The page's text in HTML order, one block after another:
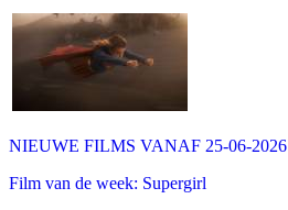
NIEUWE FILMS VANAF 25-06-2026
Film van de week: Supergirl